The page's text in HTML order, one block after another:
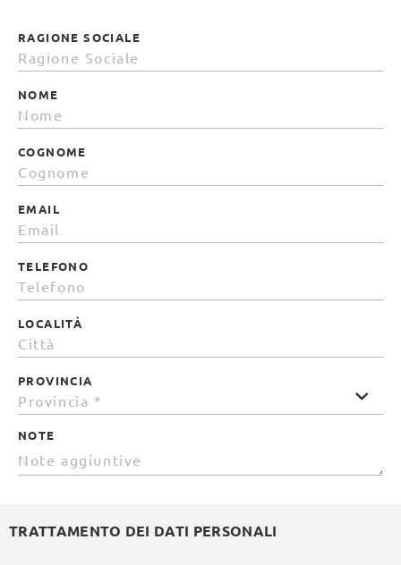
RAGIONE SOCIALE
NOME
COGNOME
EMAIL
TELEFONO
LOCALITÀ
PROVINCIA
NOTE
TRATTAMENTO DEI DATI PERSONALI